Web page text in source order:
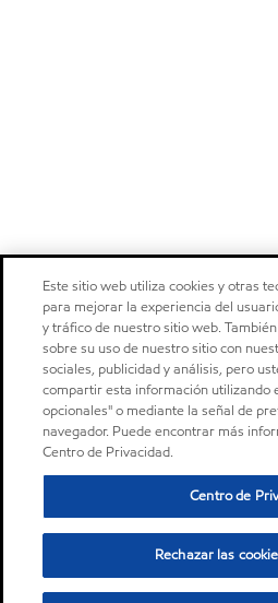
Este sitio web utiliza cookies y otras
para mejorar la experiencia del
y tráfico de nuestro sitio web.
sobre su uso de nuestro sitio con
sociales, publicidad y análisis, pero
compartir esta información utilizando
opcionales" o mediante la señal de
navegador. Puede encontrar más
Centro de Privacidad.
Centro de
Rechazar las